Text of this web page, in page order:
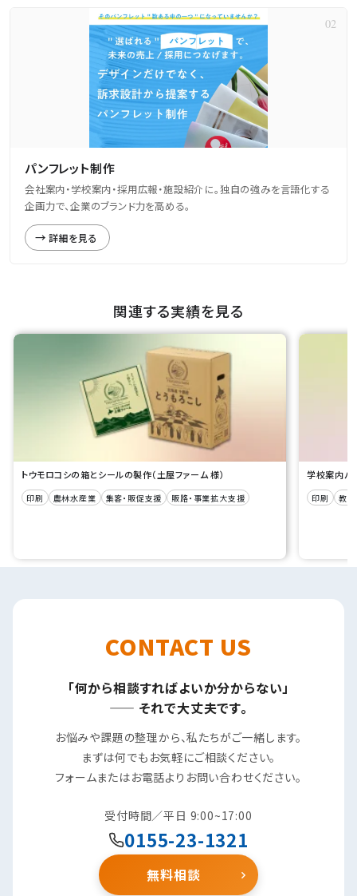
パンフレット制作
会社案内・学校案内・採用広報・施設紹介に。独自の強みを言語化する
企画力で、企業のブランド力を高める。
詳細を見る
関連する実績を見る
トウモロコシの箱とシールの製作（土屋ファーム 様）
印刷 農林水産業 集客・販促支援 販路・事業拡大支援
学校案内パ
印刷 教
CONTACT US
「何から相談すればよいか分からない」
—— それで大丈夫です。
お悩みや課題の整理から、私たちがご一緒します。
まずは何でもお気軽にご相談ください。
フォームまたはお電話よりお問い合わせください。
受付時間／平日 9:00~17:00
0155-23-1321
無料相談